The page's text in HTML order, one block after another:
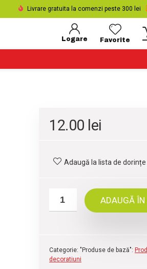
Livrare gratuita la comenzi peste 300 lei
Logare Favorite
12.00 lei
Adaugă la lista de dorințe
ADAUGĂ ÎN
Categorie: "Produse de bază":
decoratiuni